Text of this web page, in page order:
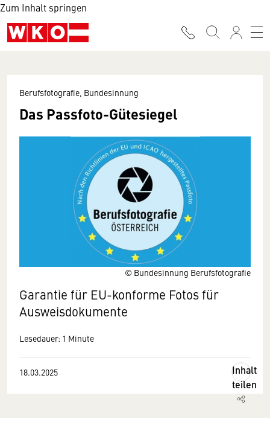
Zum Inhalt springen
© Bundesinnung Berufsfotografie
Berufsfotografie, Bundesinnung
Das Passfoto-Gütesiegel
Garantie für EU-konforme Fotos für
Ausweisdokumente
Lesedauer: 1 Minute
18.03.2025
Inhalt
teilen